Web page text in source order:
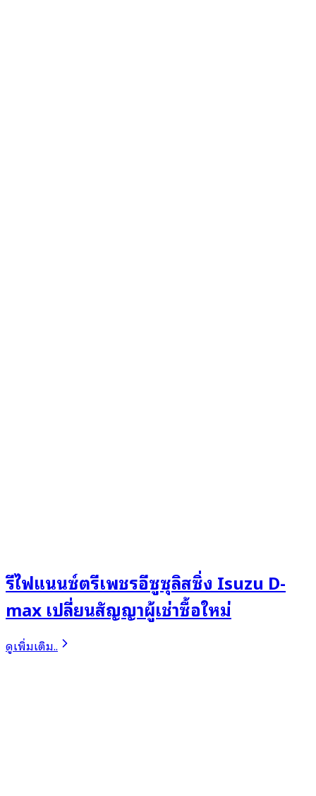
รีไฟแนนซ์ตรีเพชรอีซูซุลิสซิ่ง Isuzu D-
max เปลี่ยนสัญญาผู้เช่าซื้อใหม่
ดูเพิ่มเติม..